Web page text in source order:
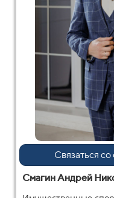
Связаться
Смагин Андрей